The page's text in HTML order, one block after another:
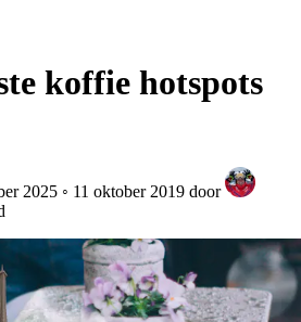
koffie hotspots
2025 ◦ 11 oktober 2019 door